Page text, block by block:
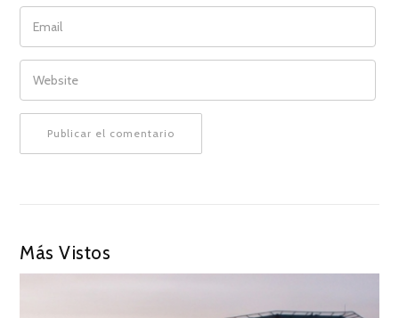
EMAIL
WEBSITE
Más Vistos